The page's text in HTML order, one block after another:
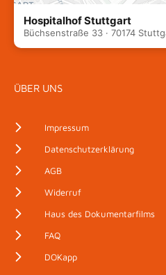
Hospitalhof Stuttgart
Büchsenstraße 33 · 70174
ÜBER UNS
Impressum
Datenschutzerklärung
AGB
Widerruf
Haus des Dokumentarfilms
FAQ
DOKapp